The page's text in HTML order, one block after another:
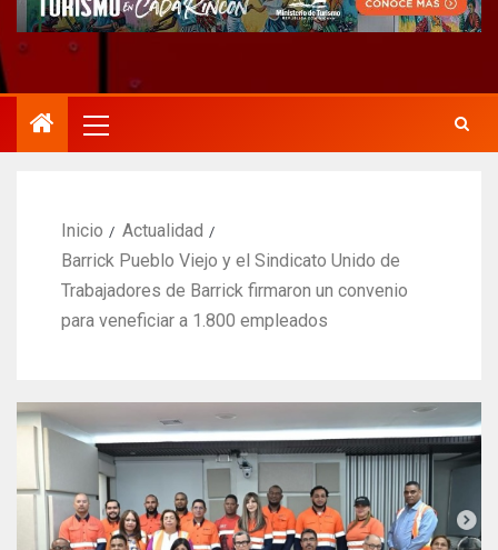
Inicio
Actualidad
Barrick Pueblo Viejo y el Sindicato Unido de
Trabajadores de Barrick firmaron un convenio
para veneficiar a 1.800 empleados